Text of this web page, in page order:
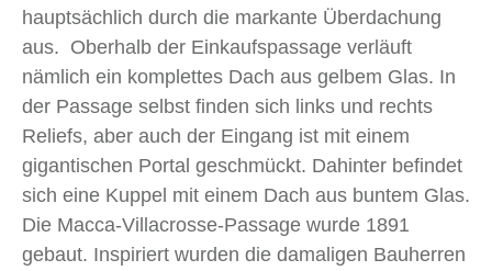
hauptsächlich durch die markante Überdachung
aus. Oberhalb der Einkaufspassage verläuft
nämlich ein komplettes Dach aus gelbem Glas. In
der Passage selbst finden sich links und rechts
Reliefs, aber auch der Eingang ist mit einem
gigantischen Portal geschmückt. Dahinter befindet
sich eine Kuppel mit einem Dach aus buntem Glas.
Die Macca-Villacrosse-Passage wurde 1891
gebaut. Inspiriert wurden die damaligen Bauherren